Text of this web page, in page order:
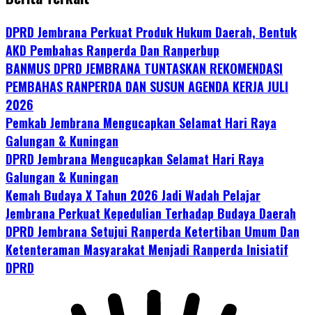
DPRD Jembrana Perkuat Produk Hukum Daerah, Bentuk
AKD Pembahas Ranperda Dan Ranperbup
BANMUS DPRD JEMBRANA TUNTASKAN REKOMENDASI
PEMBAHAS RANPERDA DAN SUSUN AGENDA KERJA JULI
2026
Pemkab Jembrana Mengucapkan Selamat Hari Raya
Galungan & Kuningan
DPRD Jembrana Mengucapkan Selamat Hari Raya
Galungan & Kuningan
Kemah Budaya X Tahun 2026 Jadi Wadah Pelajar
Jembrana Perkuat Kepedulian Terhadap Budaya Daerah
DPRD Jembrana Setujui Ranperda Ketertiban Umum Dan
Ketenteraman Masyarakat Menjadi Ranperda Inisiatif
DPRD